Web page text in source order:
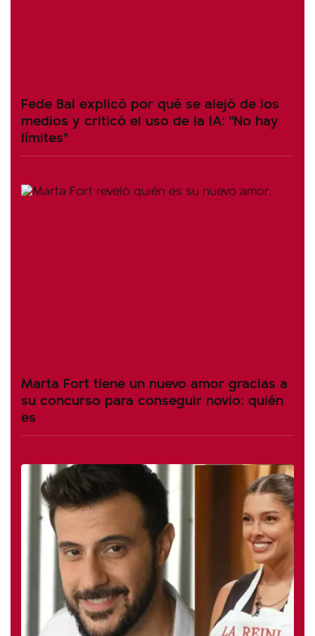
Fede Bal explicó por qué se alejó de los
medios y criticó el uso de la IA: "No hay
límites"
Marta Fort tiene un nuevo amor gracias a
su concurso para conseguir novio: quién
es